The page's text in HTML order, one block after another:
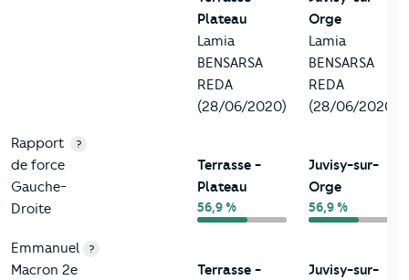
Plateau
Lamia
BENSARSA
REDA
(28/06/2020)
Orge
Lamia
BENSARSA
REDA
(28/06/2020)
Rapport
de force
Gauche-
Droite
?
Terrasse -
Plateau
56,9 %
Juvisy-sur-
Orge
56,9 %
Emmanuel
Macron 2e
?
Terrasse -
Juvisy-sur-